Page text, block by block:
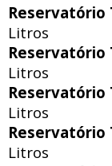
Reservatório
Litros
Reservatório
Litros
Reservatório
Litros
Reservatório
Litros